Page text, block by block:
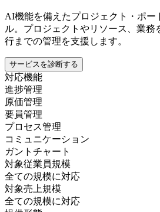
AI機能を備えたプロジェクト・ポー
ル。プロジェクトやリソース、業務
行までの管理を支援します。
サービスを診断する
対応機能
進捗管理
原価管理
要員管理
プロセス管理
コミュニケーション
ガントチャート
対象従業員規模
全ての規模に対応
対象売上規模
全ての規模に対応